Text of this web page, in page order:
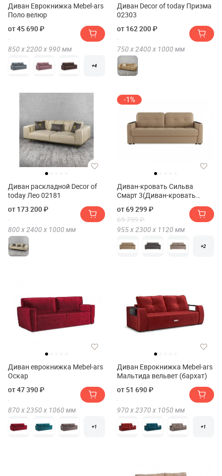
Диван Еврокнижка Mebel-ars
Поло велюр
от 45 690 ₽
850 х2200 х 990 мм
+4
Диван Decor of today Призма
02303
от 162 200 ₽
750 х2400 х 1000 мм
Диван раскладной Decor of
today Лео 02181
от 173 200 ₽
800 х 2400 х 1000 мм
-1%
Диван-кровать Сильва
Смарт 3(Диван-кровать
от 69 299 ₽
69 799 ₽
955 х 2300 х 1120 мм
+2
Диван еврокнижка Mebel-ars
Оскар
от 47 390 ₽
870 х 2350 х 1060 мм
+1
Диван Еврокнижка Mebel-ars
Мальтида вельвет (бархат)
от 51 690 ₽
970 х 2370 х 1050 мм
+1